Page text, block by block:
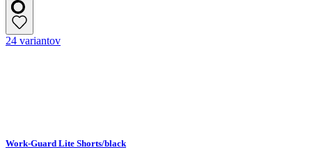
24 variantov
Work-Guard Lite Shorts/black